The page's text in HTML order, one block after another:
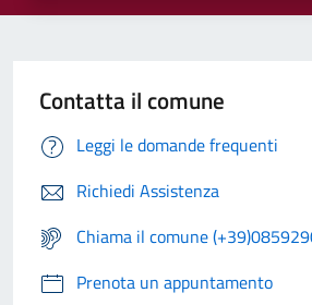
Contatta il comune
Leggi le domande frequenti
Richiedi Assistenza
Chiama il comune
Prenota un appuntamento